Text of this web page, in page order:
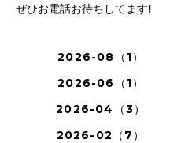
ぜひお電話お待ちしてます!
2026-08（1）
2026-06（1）
2026-04（3）
2026-02（7）